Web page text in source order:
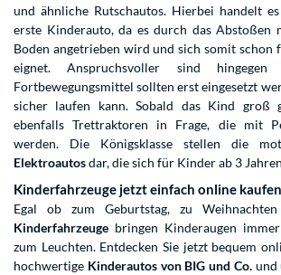
und ähnliche Rutschautos. Hierbei handelt
erste Kinderauto, da es durch das Abstoßen
Boden angetrieben wird und sich somit schon
eignet. Anspruchsvoller sind hingegen
Fortbewegungsmittel sollten erst eingesetzt
sicher laufen kann. Sobald das Kind groß
ebenfalls Trettraktoren in Frage, die mit
werden. Die Königsklasse stellen die
Elektroautosdar, die sich für Kinder ab 3
Kinderfahrzeuge jetzt einfach online kaufen
Egal ob zum Geburtstag, zu
Kinderfahrzeuge bringen Kinderaugen
zum Leuchten. Entdecken Sie jetzt bequem
hochwertige Kinderautos von BIG und Co.und